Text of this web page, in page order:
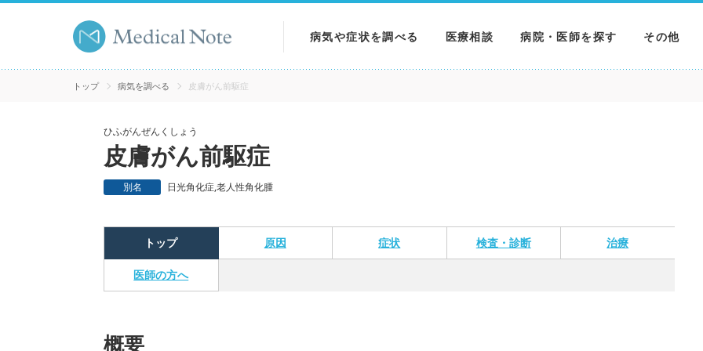
病気や症状を調べる
病気を調べる
医療相談 病院・医師を探す
病院を探す
その他
MNニュー
トップ 病気を調べる 皮膚がん前駆症
ひふがんぜんくしょう
皮膚がん前駆症
別名 日光角化症,老人性角化腫
トップ 原因 症状 検査・診断 治療
医師の方へ
概要